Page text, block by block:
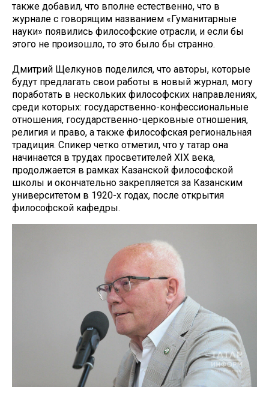
также добавил, что вполне естественно, что в
журнале с говорящим названием «Гуманитарные
науки» появились философские отрасли, и если бы
этого не произошло, то это было бы странно.
Дмитрий Щелкунов поделился, что авторы, которые
будут предлагать свои работы в новый журнал, могу
поработать в нескольких философских направлениях,
среди которых: государственно-конфессиональные
отношения, государственно-церковные отношения,
религия и право, а также философская региональная
традиция. Спикер четко отметил, что у татар она
начинается в трудах просветителей XIX века,
продолжается в рамках Казанской философской
школы и окончательно закрепляется за Казанским
университетом в 1920-х годах, после открытия
философской кафедры.